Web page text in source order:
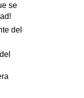
se
del